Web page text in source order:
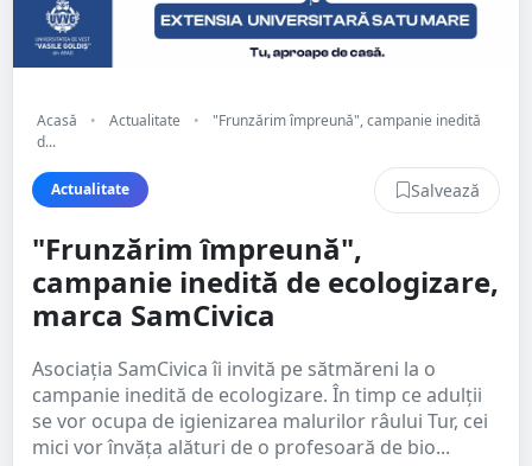
Acasă • Actualitate •
"Frunzărim împreună", campanie inedită
d...
Actualitate Salvează
"Frunzărim împreună",
campanie inedită de ecologizare,
marca SamCivica
Asociația SamCivica îi invită pe sătmăreni la o
campanie inedită de ecologizare. În timp ce adulții
se vor ocupa de igienizarea malurilor râului Tur, cei
mici vor învăța alături de o profesoară de bio...